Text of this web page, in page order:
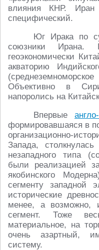
влияния КНР.
специфический.
Юг Ирака по
союзники Ирана.
геоэкономически
акваторию
Объективно в
напоролись на
Впервые
формировавшаяся в
организационно-
Запада,
незападного типа
были реализацией
якобинского
сегменту западной
исторические
менее, а возможно,
сегмент. Тоже
материальное, на
очень азартный,
систему.